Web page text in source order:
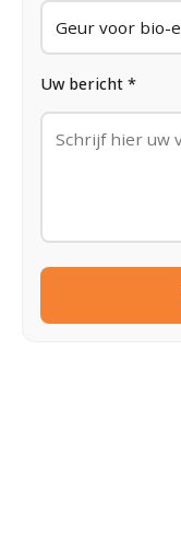
Uw bericht *